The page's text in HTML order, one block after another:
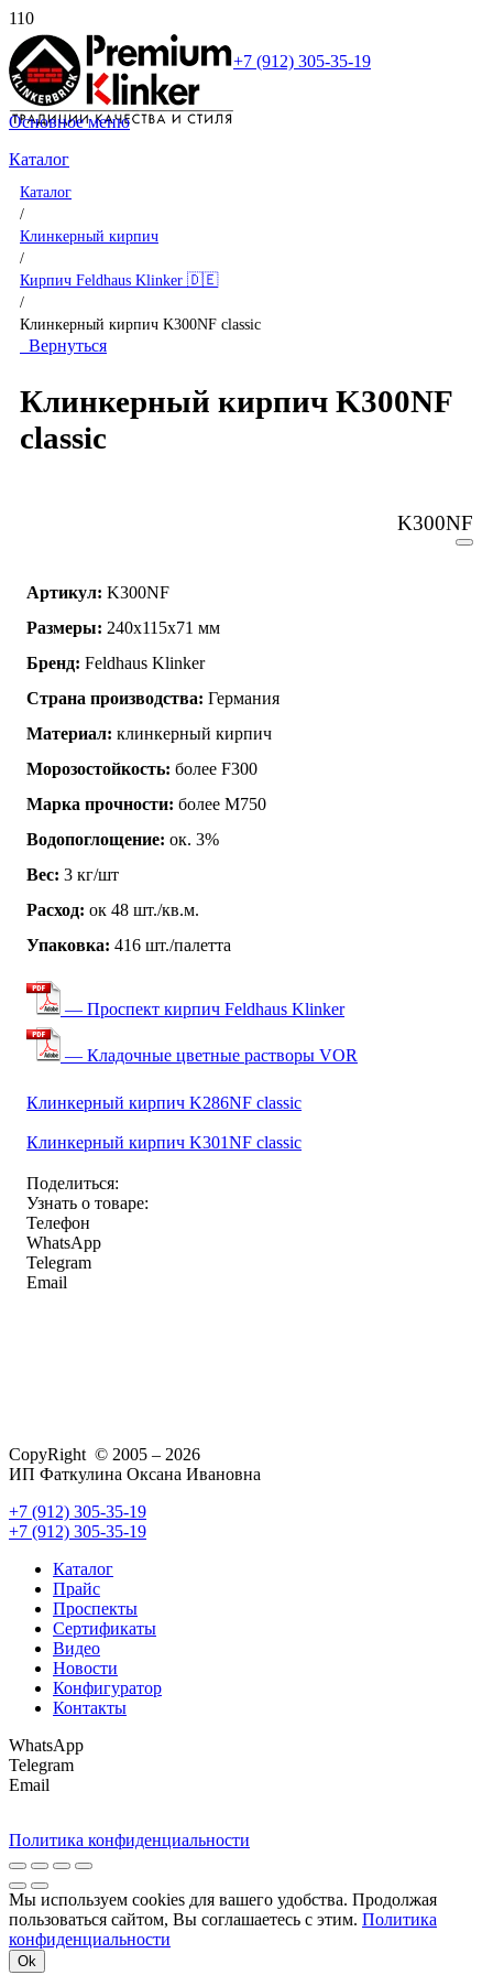
+7 (912) 305-35-19
Основное меню
Каталог
Каталог
/
Клинкерный кирпич
/
Кирпич Feldhaus Klinker 🇩🇪
/
Клинкерный кирпич K300NF classic
Вернуться
Клинкерный кирпич K300NF
classic
K300NF
Артикул: K300NF
Размеры: 240х115х71 мм
Бренд: Feldhaus Klinker
Страна производства: Германия
Материал: клинкерный кирпич
Морозостойкость: более F300
Марка прочности: более М750
Водопоглощение: ок. 3%
Вес: 3 кг/шт
Расход: ок 48 шт./кв.м.
Упаковка: 416 шт./палетта
— Проспект кирпич Feldhaus Klinker
— Кладочные цветные растворы VOR
Клинкерный кирпич K286NF classic
Клинкерный кирпич K301NF classic
Поделиться:
Узнать о товаре:
Телефон
WhatsApp
Telegram
Email
CopyRight © 2005 – 2026
ИП Фаткулина Оксана Ивановна
+7 (912) 305-35-19
+7 (912) 305-35-19
Каталог
Прайс
Проспекты
Сертификаты
Видео
Новости
Конфигуратор
Контакты
WhatsApp
Telegram
Email
Политика конфиденциальности
Мы используем cookies для вашего удобства. Продолжая
пользоваться сайтом, Вы соглашаетесь с этим. Политика
конфиденциальности
Ok